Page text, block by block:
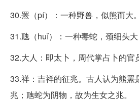
30.罴（pí）：一种野兽，似熊而大。
31.虺（huǐ）：一种毒蛇，颈细头大
32.大人：即太卜，周代掌占卜的官
33.祥：吉祥的征兆。古人认为熊罴
兆；虺蛇为阴物，故为生女之兆。